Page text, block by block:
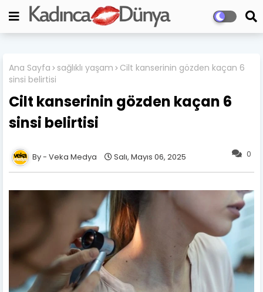
Ana Sayfa sağlıklı yaşam
Cilt kanserinin gözden kaçan 6
sinsi belirtisi
Cilt kanserinin gözden kaçan 6
sinsi belirtisi
0
Veka Medya Salı, Mayıs 06, 2025